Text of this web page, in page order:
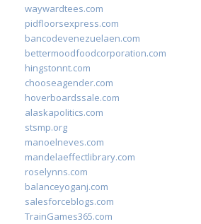
waywardtees.com
pidfloorsexpress.com
bancodevenezuelaen.com
bettermoodfoodcorporation.com
hingstonnt.com
chooseagender.com
hoverboardssale.com
alaskapolitics.com
stsmp.org
manoelneves.com
mandelaeffectlibrary.com
roselynns.com
balanceyoganj.com
salesforceblogs.com
TrainGames365.com